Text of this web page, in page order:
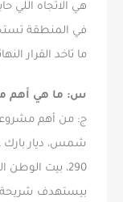
في المنطقة
ما تاخد القرار
س: ما هي أهم
ج: من أهم مشروعات
شمس، ديار بارك
290، بيت
بيستهدف شريحة